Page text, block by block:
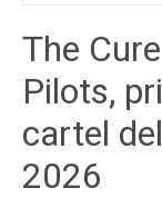
The
Pilots,
cartel
2026